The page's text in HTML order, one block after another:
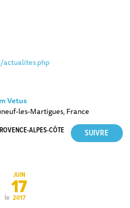
Vetus
les-Martigues, France
ALPES-CÔTE
le
JUIN
17
2017